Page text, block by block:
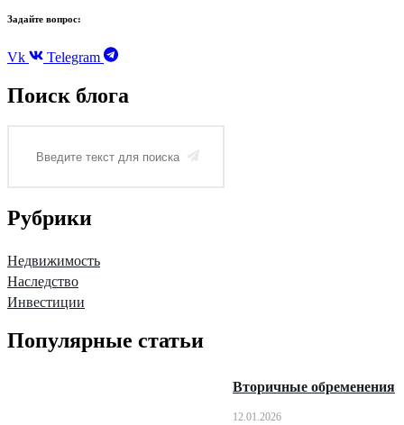
Задайте вопрос:
Vk Telegram
Поиск блога
Рубрики
Недвижимость
Наследство
Инвестиции
Популярные статьи
Вторичные обременения
12.01.2026